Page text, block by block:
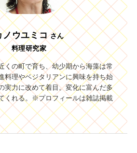
ノウユミコ さん
料理研究家
くの町で育ち、幼少期から海藻は常
料理やベジタリアンに興味を持ち始
実力に改めて着目。変化に富んだ多
くれる。※プロフィールは雑誌掲載